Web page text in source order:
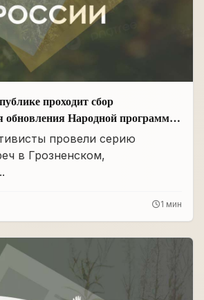
проходит сбор
обновления Народной программы
провели серию
в Грозненском,
1 мин